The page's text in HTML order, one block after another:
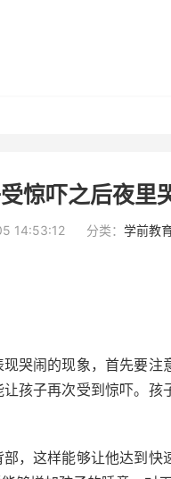
惊吓之后夜里
14:53:12 分类： 学前教
哭闹的现象，首先要
孩子再次受到惊吓。
，这样能够让他达到